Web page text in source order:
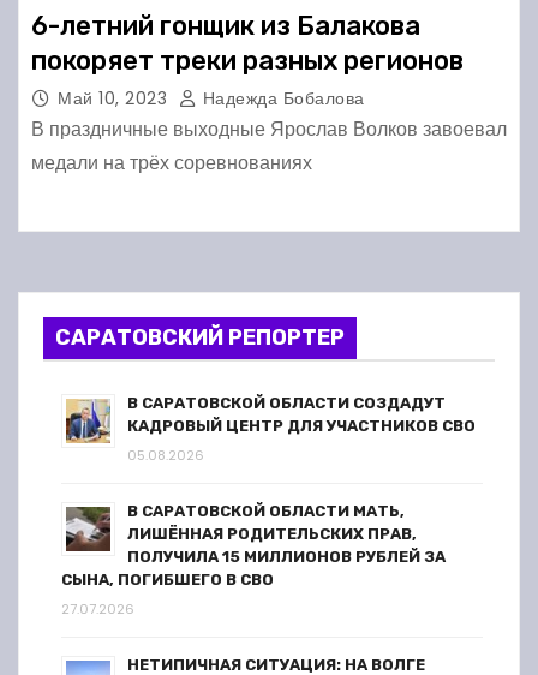
6-летний гонщик из Балакова
покоряет треки разных регионов
Май 10, 2023 Надежда Бобалова
В праздничные выходные Ярослав Волков завоевал
медали на трёх соревнованиях
САРАТОВСКИЙ РЕПОРТЕР
В САРАТОВСКОЙ ОБЛАСТИ СОЗДАДУТ
КАДРОВЫЙ ЦЕНТР ДЛЯ УЧАСТНИКОВ СВО
05.08.2026
В САРАТОВСКОЙ ОБЛАСТИ МАТЬ,
ЛИШЁННАЯ РОДИТЕЛЬСКИХ ПРАВ,
ПОЛУЧИЛА 15 МИЛЛИОНОВ РУБЛЕЙ ЗА
СЫНА, ПОГИБШЕГО В СВО
27.07.2026
НЕТИПИЧНАЯ СИТУАЦИЯ: НА ВОЛГЕ